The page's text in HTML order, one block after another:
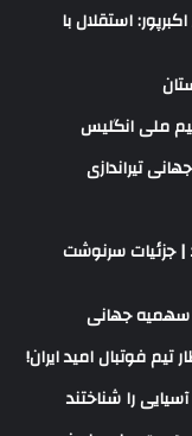
استقلال با
ملی انگلیس
تیراندازی
| جزئیات سرنوشت
سهمیه جهانی
فوتبال امید ایران!
را شناختند